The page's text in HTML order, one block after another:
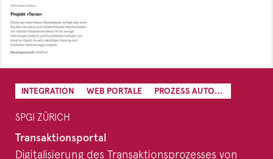
INTEGRATION WEB PORTALE PROZESS AUTOMATION
SPGI ZÜRICH
Transaktionsportal
Digitalisierung des Transaktionsprozesses von